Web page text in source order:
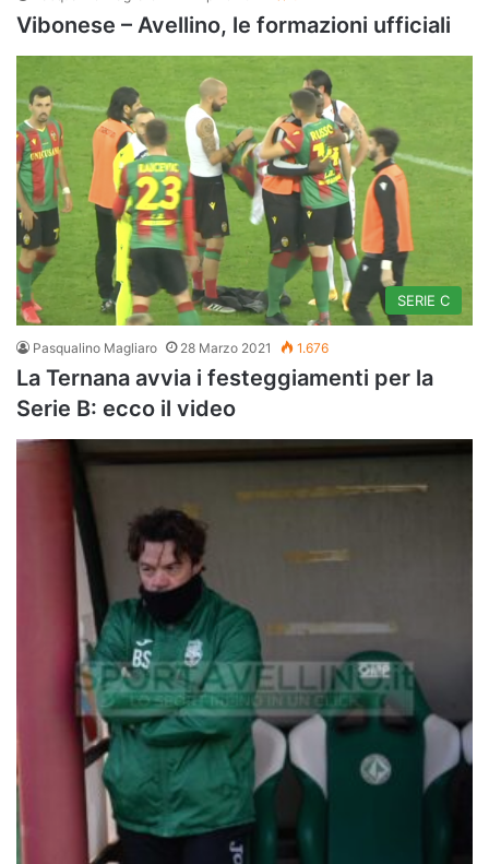
Vibonese – Avellino, le formazioni ufficiali
SERIE C
Pasqualino Magliaro 28 Marzo 2021 1.676
La Ternana avvia i festeggiamenti per la
Serie B: ecco il video